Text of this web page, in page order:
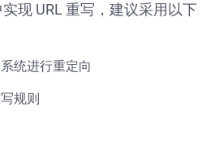
现 URL 重写，建议采用以下
统进行重定向
规则